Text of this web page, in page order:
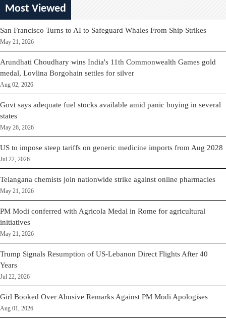
Most Viewed
San Francisco Turns to AI to Safeguard Whales From Ship Strikes
May 21, 2026
Arundhati Choudhary wins India's 11th Commonwealth Games gold
medal, Lovlina Borgohain settles for silver
Aug 02, 2026
Govt says adequate fuel stocks available amid panic buying in several
states
May 26, 2026
US to impose steep tariffs on generic medicine imports from Aug 2028
Jul 22, 2026
Telangana chemists join nationwide strike against online pharmacies
May 21, 2026
PM Modi conferred with Agricola Medal in Rome for agricultural
initiatives
May 21, 2026
Trump Signals Resumption of US-Lebanon Direct Flights After 40
Years
Jul 22, 2026
Girl Booked Over Abusive Remarks Against PM Modi Apologises
Aug 01, 2026